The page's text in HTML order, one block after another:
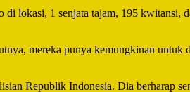
lokasi, 1 senjata tajam, 195
mereka punya kemungkinan untuk
Republik Indonesia. Dia berharap